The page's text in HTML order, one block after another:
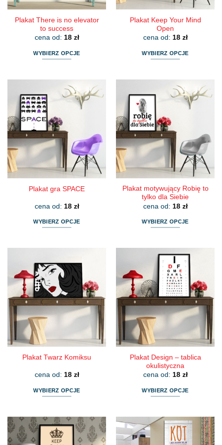
Plakat There is no elevator
to success
cena od: 18 zł
WYBIERZ OPCJE
wiele
wariantów.
Opcje
można
wybrać
na
stronie
produktu
Plakat Keep Your Mind
Open
cena od: 18 zł
WYBIERZ OPCJE
wiele
wariantów.
Opcje
można
wybrać
na
stronie
produktu
Plakat gra SPACE
cena od: 18 zł
WYBIERZ OPCJE
wiele
wariantów.
Opcje
można
wybrać
produktu
Plakat motywujący Robię to
tylko dla Siebie
cena od: 18 zł
WYBIERZ OPCJE
ma
wiele
wariantów.
Opcje
można
wybrać
na
stronie
produktu
Plakat Twarz Komiksu
cena od: 18 zł
WYBIERZ OPCJE
ma
wiele
Plakat Design – tablica
okulistyczna
cena od: 18 zł
WYBIERZ OPCJE
ma
wiele